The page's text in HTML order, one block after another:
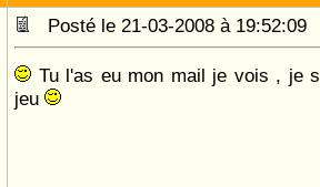
Posté le 21-03-2008 à
Tu l'as eu mon mail je vois , je
jeu